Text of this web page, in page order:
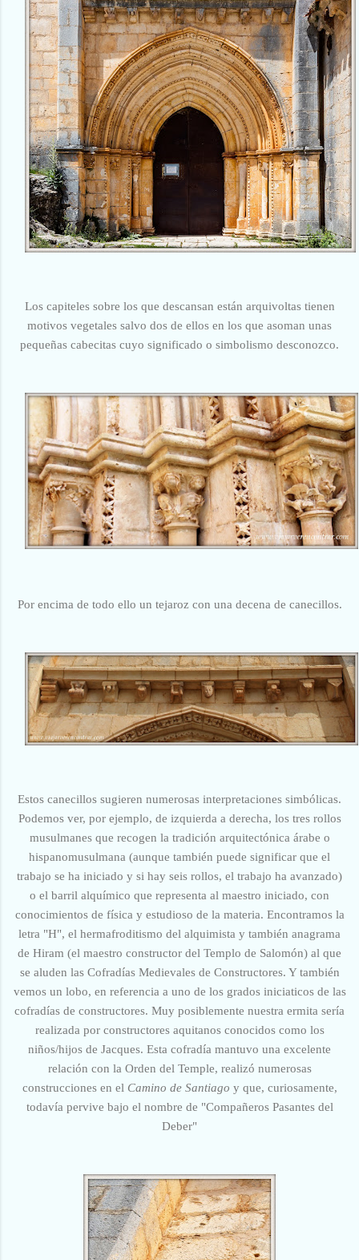
Los capiteles sobre los que descansan están arquivoltas tienen
motivos vegetales salvo dos de ellos en los que asoman unas
pequeñas cabecitas cuyo significado o simbolismo desconozco.
Por encima de todo ello un tejaroz con una decena de canecillos.
Estos canecillos sugieren numerosas interpretaciones simbólicas.
Podemos ver, por ejemplo, de izquierda a derecha, los tres rollos
musulmanes que recogen la tradición arquitectónica árabe o
hispanomusulmana (aunque también puede significar que el
trabajo se ha iniciado y si hay seis rollos, el trabajo ha avanzado)
o el barril alquímico que representa al maestro iniciado, con
conocimientos de física y estudioso de la materia. Encontramos la
letra "H", el hermafroditismo del alquimista y también anagrama
de Hiram (el maestro constructor del Templo de Salomón) al que
se aluden las Cofradías Medievales de Constructores. Y también
vemos un lobo, en referencia a uno de los grados iniciaticos de las
cofradías de constructores. Muy posiblemente nuestra ermita sería
realizada por constructores aquitanos conocidos como los
niños/hijos de Jacques. Esta cofradía mantuvo una excelente
relación con la Orden del Temple, realizó numerosas
construcciones en el Camino de Santiago y que, curiosamente,
todavía pervive bajo el nombre de "Compañeros Pasantes del
Deber"